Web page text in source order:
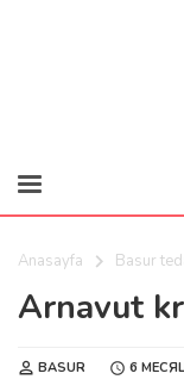
Anasayfa Basur
Arnavut
BASUR 6